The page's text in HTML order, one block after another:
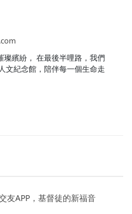
璨繽紛， 在最後半哩路，我們
文紀念館，陪伴每一個生命走
友APP，基督徒的新福音